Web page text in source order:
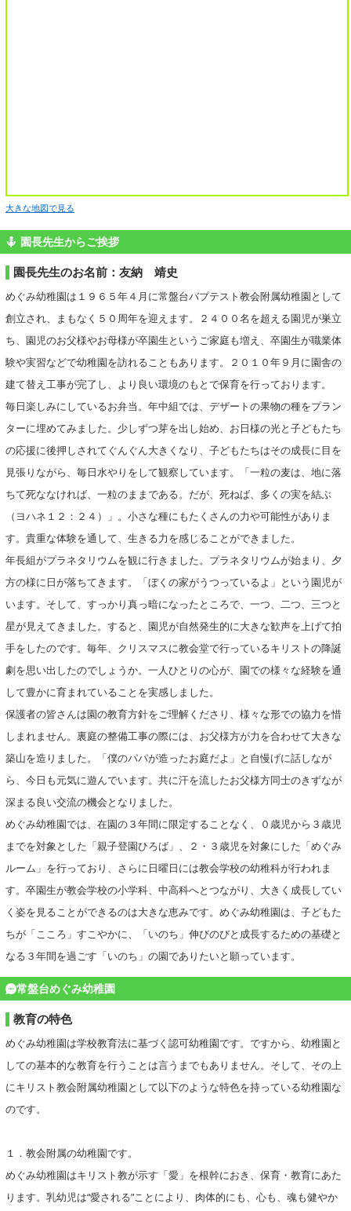
大きな地図で見る
園長先生からご挨拶
園長先生のお名前：友納 靖史
めぐみ幼稚園は１９６５年４月に常盤台バプテスト教会附属幼稚園として
創立され、まもなく５０周年を迎えます。２４００名を超える園児が巣立
ち、園児のお父様やお母様が卒園生というご家庭も増え、卒園生が職業体
験や実習などで幼稚園を訪れることもあります。２０１０年９月に園舎の
建て替え工事が完了し、より良い環境のもとで保育を行っております。
毎日楽しみにしているお弁当。年中組では、デザートの果物の種をプラン
ターに埋めてみました。少しずつ芽を出し始め、お日様の光と子どもたち
の応援に後押しされてぐんぐん大きくなり、子どもたちはその成長に目を
見張りながら、毎日水やりをして観察しています。「一粒の麦は、地に落
ちて死ななければ、一粒のままである。だが、死ねば、多くの実を結ぶ
（ヨハネ１２：２４）」。小さな種にもたくさんの力や可能性がありま
す。貴重な体験を通して、生きる力を感じることができました。
年長組がプラネタリウムを観に行きました。プラネタリウムが始まり、夕
方の様に日が落ちてきます。「ぼくの家がうつっているよ」という園児が
います。そして、すっかり真っ暗になったところで、一つ、二つ、三つと
星が見えてきました。すると、園児が自然発生的に大きな歓声を上げて拍
手をしたのです。毎年、クリスマスに教会堂で行っているキリストの降誕
劇を思い出したのでしょうか。一人ひとりの心が、園での様々な経験を通
して豊かに育まれていることを実感しました。
保護者の皆さんは園の教育方針をご理解くださり、様々な形での協力を惜
しまれません。裏庭の整備工事の際には、お父様方が力を合わせて大きな
築山を造りました。「僕のパパが造ったお庭だよ」と自慢げに話しなが
ら、今日も元気に遊んでいます。共に汗を流したお父様方同士のきずなが
深まる良い交流の機会となりました。
めぐみ幼稚園では、在園の３年間に限定することなく、０歳児から３歳児
までを対象とした「親子登園ひろば」、２・３歳児を対象にした「めぐみ
ルーム」を行っており、さらに日曜日には教会学校の幼稚科が行われま
す。卒園生が教会学校の小学科、中高科へとつながり、大きく成長してい
く姿を見ることができるのは大きな恵みです。めぐみ幼稚園は、子どもた
ちが「こころ」すこやかに、「いのち」伸びのびと成長するための基礎と
なる３年間を過ごす「いのち」の園でありたいと願っています。
常盤台めぐみ幼稚園
教育の特色
めぐみ幼稚園は学校教育法に基づく認可幼稚園です。ですから、幼稚園と
しての基本的な教育を行うことは言うまでもありません。そして、その上
にキリスト教会附属幼稚園として以下のような特色を持っている幼稚園な
のです。
１．教会附属の幼稚園です。
めぐみ幼稚園はキリスト教が示す「愛」を根幹におき、保育・教育にあた
ります。乳幼児は“愛される”ことにより、肉体的にも、心も、魂も健やか